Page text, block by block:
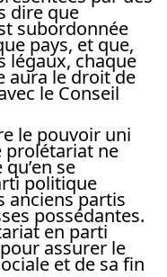
dire que
subordonnée
pays, et que,
légaux, chaque
aura le droit de
le Conseil
le pouvoir uni
prolétariat ne
se
politique
anciens partis
possédantes.
en parti
assurer le
et de sa fin